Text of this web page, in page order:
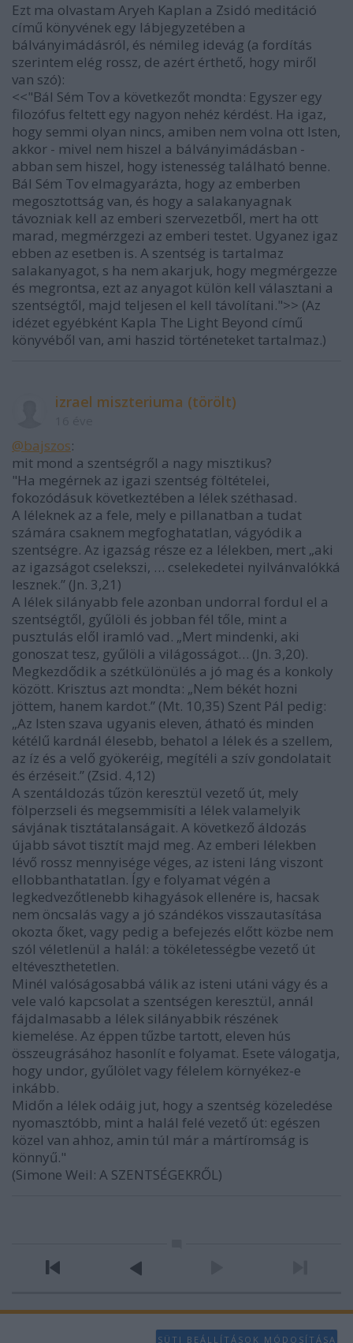
Ezt ma olvastam Aryeh Kaplan a Zsidó meditáció
című könyvének egy lábjegyzetében a
bálványimádásról, és némileg idevág (a fordítás
szerintem elég rossz, de azért érthető, hogy miről
van szó):
<<"Bál Sém Tov a következőt mondta: Egyszer egy
filozófus feltett egy nagyon nehéz kérdést. Ha igaz,
hogy semmi olyan nincs, amiben nem volna ott Isten,
akkor - mivel nem hiszel a bálványimádásban -
abban sem hiszel, hogy istenesség található benne.
Bál Sém Tov elmagyarázta, hogy az emberben
megosztottság van, és hogy a salakanyagnak
távozniak kell az emberi szervezetből, mert ha ott
marad, megmérzgezi az emberi testet. Ugyanez igaz
ebben az esetben is. A szentség is tartalmaz
salakanyagot, s ha nem akarjuk, hogy megmérgezze
és megrontsa, ezt az anyagot külön kell választani a
szentségtől, majd teljesen el kell távolítani.">> (Az
idézet egyébként Kapla The Light Beyond című
könyvéből van, ami haszid történeteket tartalmaz.)
izrael miszteriuma (törölt)
@bajszos:
mit mond a szentségről a nagy misztikus?
"Ha megérnek az igazi szentség föltételei,
fokozódásuk következtében a lélek széthasad.
A léleknek az a fele, mely e pillanatban a tudat
számára csaknem megfoghatatlan, vágyódik a
szentségre. Az igazság része ez a lélekben, mert „aki
az igazságot cselekszi, … cselekedetei nyilvánvalókká
lesznek.” (Jn. 3,21)
A lélek silányabb fele azonban undorral fordul el a
szentségtől, gyűlöli és jobban fél tőle, mint a
pusztulás elől iramló vad. „Mert mindenki, aki
gonoszat tesz, gyűlöli a világosságot… (Jn. 3,20).
Megkezdődik a szétkülönülés a jó mag és a konkoly
között. Krisztus azt mondta: „Nem békét hozni
jöttem, hanem kardot.” (Mt. 10,35) Szent Pál pedig:
„Az Isten szava ugyanis eleven, átható és minden
kétélű kardnál élesebb, behatol a lélek és a szellem,
az íz és a velő gyökeréig, megítéli a szív gondolatait
és érzéseit.” (Zsid. 4,12)
A szentáldozás tűzön keresztül vezető út, mely
fölperzseli és megsemmisíti a lélek valamelyik
sávjának tisztátalanságait. A következő áldozás
újabb sávot tisztít majd meg. Az emberi lélekben
lévő rossz mennyisége véges, az isteni láng viszont
ellobbanthatatlan. Így e folyamat végén a
legkedvezőtlenebb kihagyások ellenére is, hacsak
nem öncsalás vagy a jó szándékos visszautasítása
okozta őket, vagy pedig a befejezés előtt közbe nem
szól véletlenül a halál: a tökéletességbe vezető út
eltéveszthetetlen.
Minél valóságosabbá válik az isteni utáni vágy és a
vele való kapcsolat a szentségen keresztül, annál
fájdalmasabb a lélek silányabbik részének
kiemelése. Az éppen tűzbe tartott, eleven hús
összeugrásához hasonlít e folyamat. Esete válogatja,
hogy undor, gyűlölet vagy félelem környékez-e
inkább.
Midőn a lélek odáig jut, hogy a szentség közeledése
nyomasztóbb, mint a halál felé vezető út: egészen
közel van ahhoz, amin túl már a mártíromság is
könnyű."
(Simone Weil: A SZENTSÉGEKRŐL)
SÜTI BEÁLLÍTÁSOK MÓDOSÍTÁSA